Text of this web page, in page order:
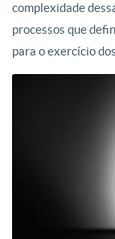
complexidade
processos que
para o exercício